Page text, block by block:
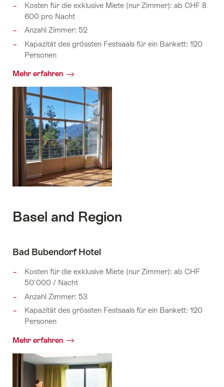
Kosten für die exklusive Miete (nur Zimmer): ab CHF 8
600 pro Nacht
Anzahl Zimmer: 52
Kapazität des grössten Festsaals für ein Bankett: 120
Personen
Mehr erfahren
Basel and Region
Bad Bubendorf Hotel
Kosten für die exklusive Miete (nur Zimmer): ab CHF
50'000 / Nacht
Anzahl Zimmer: 53
Kapazität des grössten Festsaals für ein Bankett: 120
Personen
Mehr erfahren